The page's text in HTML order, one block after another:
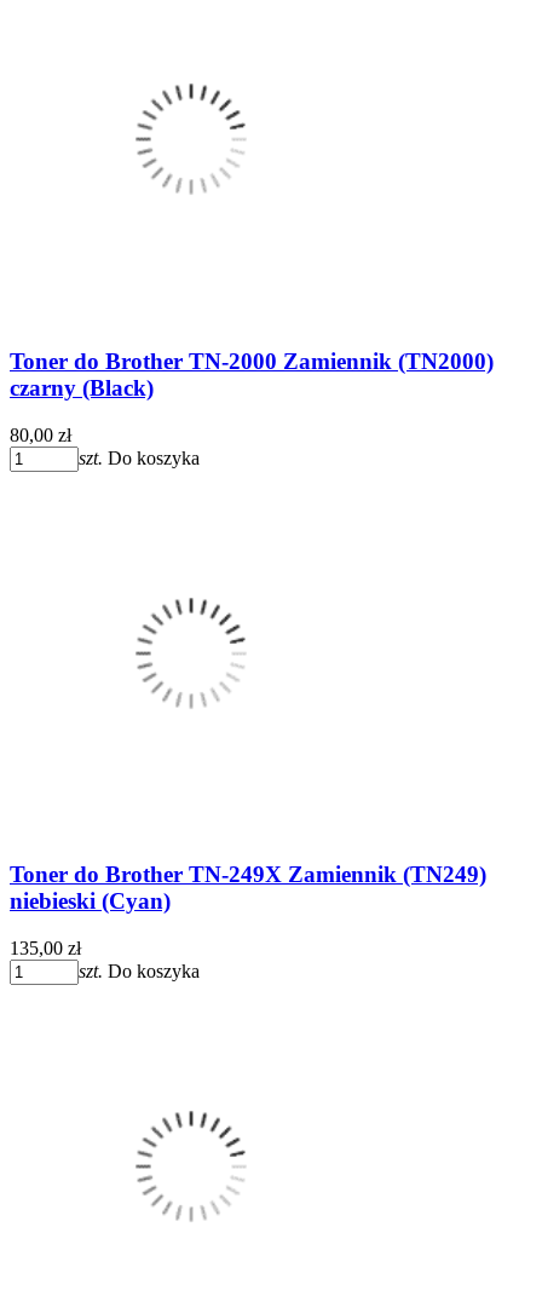
Toner do Brother TN-2000 Zamiennik (TN2000)
czarny (Black)
80,00 zł
szt. Do koszyka
Toner do Brother TN-249X Zamiennik (TN249)
niebieski (Cyan)
135,00 zł
szt. Do koszyka